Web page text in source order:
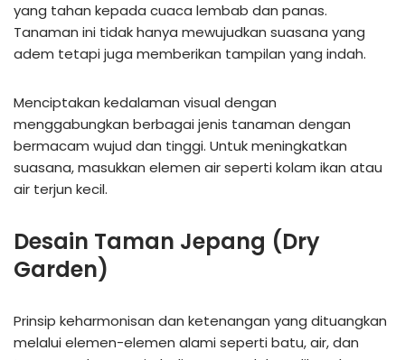
yang tahan kepada cuaca lembab dan panas.
Tanaman ini tidak hanya mewujudkan suasana yang
adem tetapi juga memberikan tampilan yang indah.
Menciptakan kedalaman visual dengan
menggabungkan berbagai jenis tanaman dengan
bermacam wujud dan tinggi. Untuk meningkatkan
suasana, masukkan elemen air seperti kolam ikan atau
air terjun kecil.
Desain Taman Jepang (Dry
Garden)
Prinsip keharmonisan dan ketenangan yang dituangkan
melalui elemen-elemen alami seperti batu, air, dan